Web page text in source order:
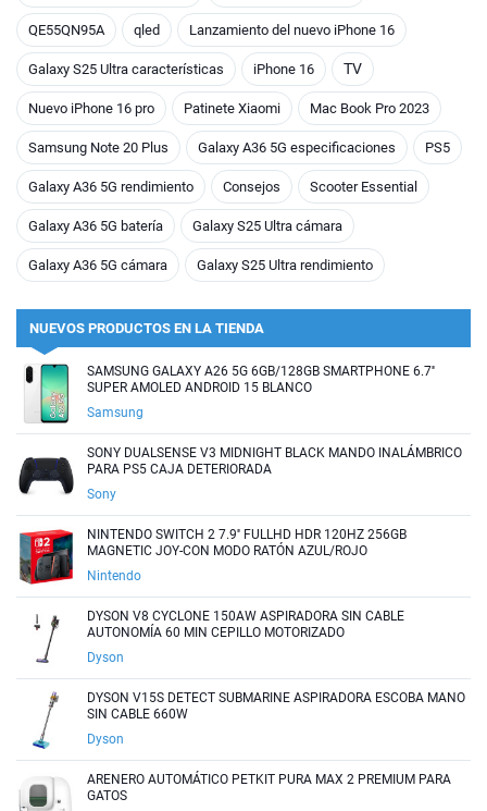
QE55QN95A qled Lanzamiento del nuevo iPhone 16
Galaxy S25 Ultra características iPhone 16 TV
Nuevo iPhone 16 pro Patinete Xiaomi Mac Book Pro 2023
Samsung Note 20 Plus Galaxy A36 5G especificaciones PS5
Galaxy A36 5G rendimiento Consejos Scooter Essential
Galaxy A36 5G batería Galaxy S25 Ultra cámara
Galaxy A36 5G cámara Galaxy S25 Ultra rendimiento
NUEVOS PRODUCTOS EN LA TIENDA
SAMSUNG GALAXY A26 5G 6GB/128GB SMARTPHONE 6.7''
SUPER AMOLED ANDROID 15 BLANCO
Samsung
SONY DUALSENSE V3 MIDNIGHT BLACK MANDO INALÁMBRICO
PARA PS5 CAJA DETERIORADA
Sony
NINTENDO SWITCH 2 7.9'' FULLHD HDR 120HZ 256GB
MAGNETIC JOY-CON MODO RATÓN AZUL/ROJO
Nintendo
DYSON V8 CYCLONE 150AW ASPIRADORA SIN CABLE
AUTONOMÍA 60 MIN CEPILLO MOTORIZADO
Dyson
DYSON V15S DETECT SUBMARINE ASPIRADORA ESCOBA MANO
SIN CABLE 660W
Dyson
ARENERO AUTOMÁTICO PETKIT PURA MAX 2 PREMIUM PARA
GATOS